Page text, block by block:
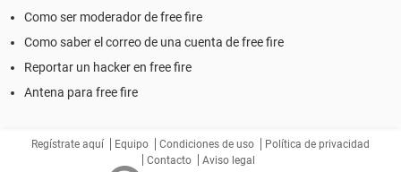
Como ser moderador de free fire
Como saber el correo de una cuenta de free fire
Reportar un hacker en free fire
Antena para free fire
Regístrate aquí Equipo Condiciones de uso
Política de privacidad
Contacto
Aviso legal